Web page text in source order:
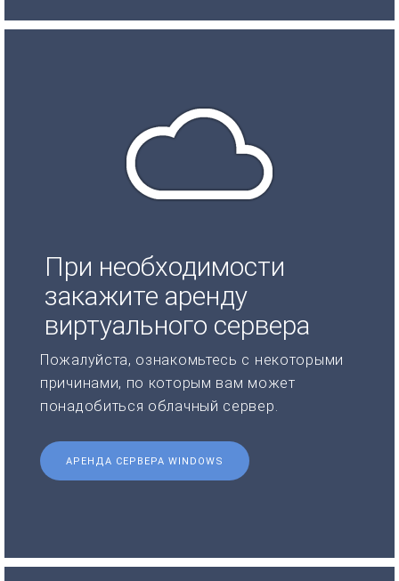
При необходимости
закажите аренду
виртуального сервера
Пожалуйста, ознакомьтесь с некоторыми
причинами, по которым вам может
понадобиться облачный сервер.
АРЕНДА СЕРВЕРА WINDOWS